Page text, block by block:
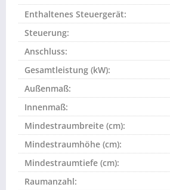
Enthaltenes Steuergerät:
Steuerung:
Anschluss:
Gesamtleistung (kW):
Außenmaß:
Innenmaß:
Mindestraumbreite (cm):
Mindestraumhöhe (cm):
Mindestraumtiefe (cm):
Raumanzahl: